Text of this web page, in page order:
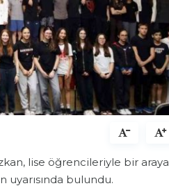
lise öğrencileriyle bir araya
uyarısında bulundu.